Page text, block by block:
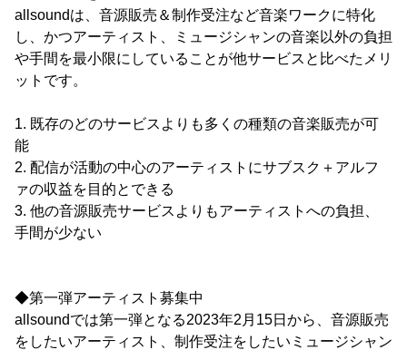
allsoundは、音源販売＆制作受注など音楽ワークに特化
し、かつアーティスト、ミュージシャンの音楽以外の負担
や手間を最小限にしていることが他サービスと比べたメリ
ットです。
1. 既存のどのサービスよりも多くの種類の音楽販売が可
能
2. 配信が活動の中心のアーティストにサブスク＋アルフ
ァの収益を目的とできる
3. 他の音源販売サービスよりもアーティストへの負担、
手間が少ない
◆第一弾アーティスト募集中
allsoundでは第一弾となる2023年2月15日から、音源販売
をしたいアーティスト、制作受注をしたいミュージシャン